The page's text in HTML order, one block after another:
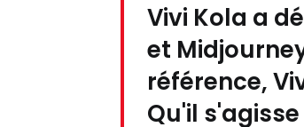
Vivi Kola a
et
référence,
Qu'il